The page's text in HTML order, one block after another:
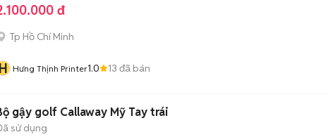
đ
Tp Hồ Chí Minh
Hưng Thịnh Printer1.0 13 đã bán
gậy golf Callaway Mỹ Tay trái
sử dụng